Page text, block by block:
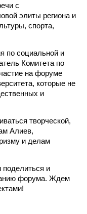
с
элиты региона и
спорта,
по социальной и
Комитета по
на форуме
которые не
и
творческой,
Алиев,
и делам
и
форума. Ждем